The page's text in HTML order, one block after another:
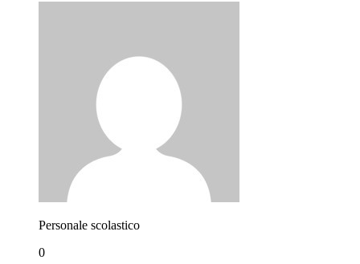
Personale scolastico
0